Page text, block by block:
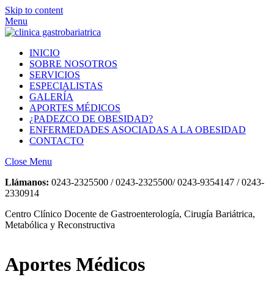
Skip to content
Menu
INICIO
SOBRE NOSOTROS
SERVICIOS
ESPECIALISTAS
GALERÍA
APORTES MÉDICOS
¿PADEZCO DE OBESIDAD?
ENFERMEDADES ASOCIADAS A LA OBESIDAD
CONTACTO
Close Menu
Llámanos: 0243-2325500 / 0243-2325500/ 0243-9354147 / 0243-
2330914
Centro Clínico Docente de Gastroenterología, Cirugía Bariátrica,
Metabólica y Reconstructiva
Aportes Médicos